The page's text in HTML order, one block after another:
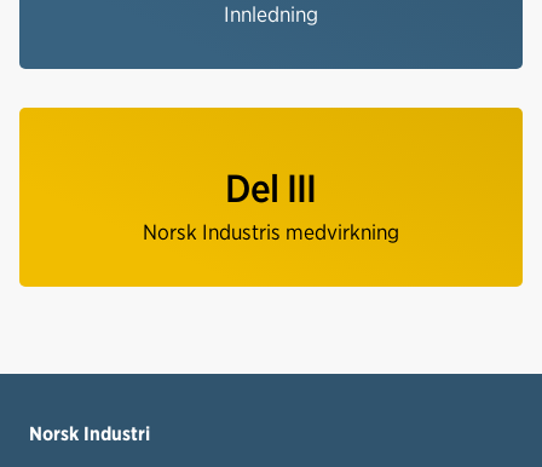
Innledning
Del III
Norsk Industris medvirkning
Norsk Industri